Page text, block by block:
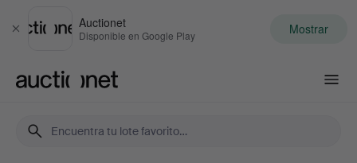
Cerrar
Auctionet
Disponible en Google Play Mostrar